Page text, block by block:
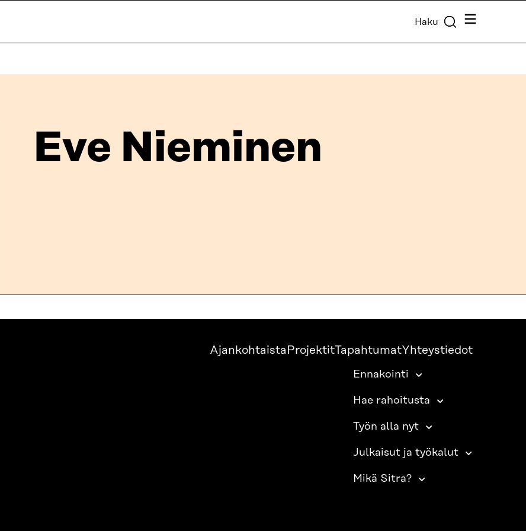
Haku Valikko
Eve Nieminen
Ajankohtaista ProjektitTapahtumatYhteystiedot
Ennakointi
Hae rahoitusta
Työn alla nyt
Julkaisut ja työkalut
Mikä Sitra?